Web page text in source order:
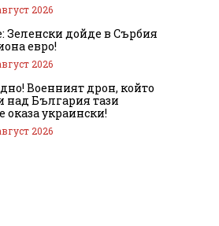
2026
Зеленски дойде в Сърбия
евро!
2026
Военният дрон, който
над България тази
оказа украински!
2026